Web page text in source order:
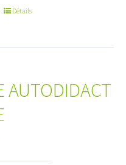
Détails
AUTODIDACT